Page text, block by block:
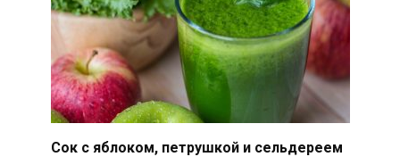
Сок с яблоком, петрушкой и сельдереем